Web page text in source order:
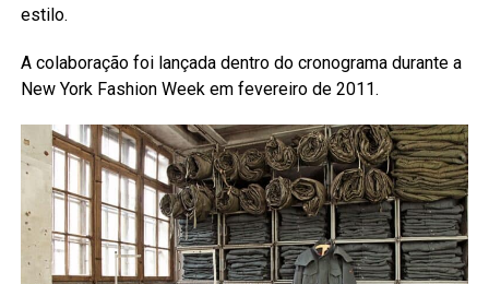
estilo.
A colaboração foi lançada dentro do cronograma durante a
New York Fashion Week em fevereiro de 2011.